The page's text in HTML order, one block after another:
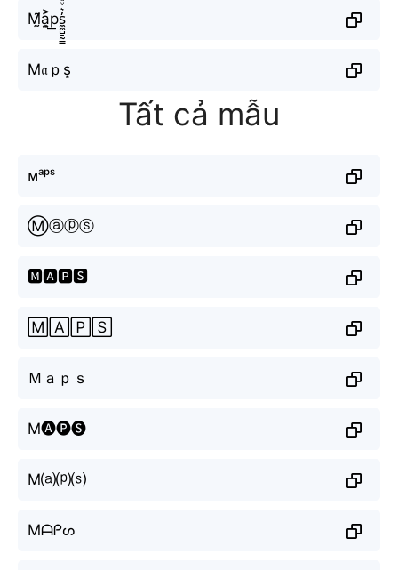
M̰̃a͎͍͐p͟͟s̼͖̺̠̰͇̙̓͛ͮͩͦ̎ͦ̑ͅ
M𝔞ｐs̝
Tất cả mẫu
ᴍᵃᵖˢ
Ⓜⓐⓟⓢ
🅼🅰🅿🆂
🄼🄰🄿🅂
Ｍａｐｓ
M🅐🅟🅢
M⒜⒫⒮
Mᗩᑭᔕ